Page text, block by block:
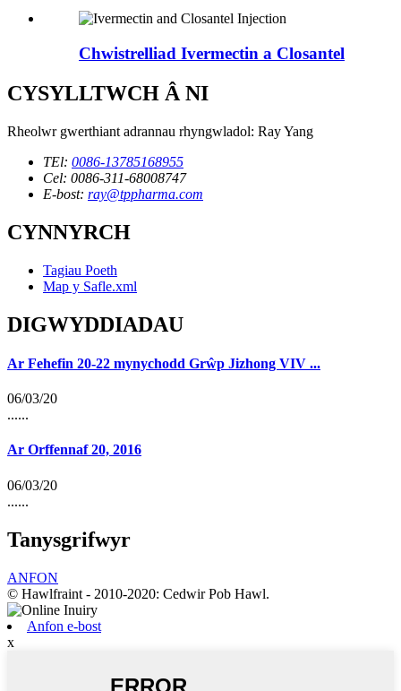
Chwistrelliad Ivermectin a Closantel
CYSYLLTWCH Â NI
Rheolwr gwerthiant adrannau rhyngwladol: Ray Yang
TEl: 0086-13785168955
Cel: 0086-311-68008747
E-bost: ray@tppharma.com
CYNNYRCH
Tagiau Poeth
Map y Safle.xml
DIGWYDDIADAU
Ar Fehefin 20-22 mynychodd Grŵp Jizhong VIV ...
06/03/20
......
Ar Orffennaf 20, 2016
06/03/20
......
Tanysgrifwyr
ANFON
© Hawlfraint - 2010-2020: Cedwir Pob Hawl.
Anfon e-bost
x